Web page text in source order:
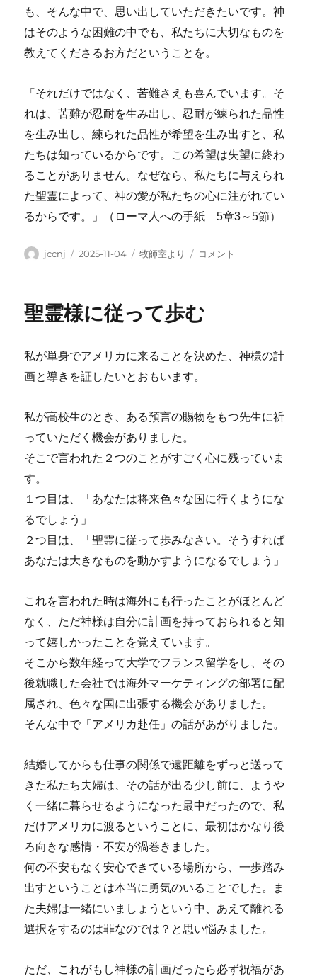
も、そんな中で、思い出していただきたいです。神
はそのような困難の中でも、私たちに大切なものを
教えてくださるお方だということを。
「それだけではなく、苦難さえも喜んでいます。そ
れは、苦難が忍耐を生み出し、忍耐が練られた品性
を生み出し、練られた品性が希望を生み出すと、私
たちは知っているからです。この希望は失望に終わ
ることがありません。なぜなら、私たちに与えられ
た聖霊によって、神の愛が私たちの心に注がれてい
るからです。」（ローマ人への手紙 5章3～5節）
投
jccnj
投
2025-11-04
カ
ー
牧師室より
＜
よ
2025
「嵐
で
コメント
聖霊様に従って歩む
私が単身でアメリカに来ることを決めた、神様の計
画と導きを証したいとおもいます。
私が高校生のとき、ある預言の賜物をもつ先生に祈
っていただく機会がありました。
そこで言われた２つのことがすごく心に残っていま
す。
１つ目は、「あなたは将来色々な国に行くようにな
るでしょう」
２つ目は、「聖霊に従って歩みなさい。そうすれば
あなたは大きなものを動かすようになるでしょう」
これを言われた時は海外にも行ったことがほとんど
なく、ただ神様は自分に計画を持っておられると知
って嬉しかったことを覚えています。
そこから数年経って大学でフランス留学をし、その
後就職した会社では海外マーケティングの部署に配
属され、色々な国に出張する機会がありました。
そんな中で「アメリカ赴任」の話があがりました。
結婚してからも仕事の関係で遠距離をずっと送って
きた私たち夫婦は、その話が出る少し前に、ようや
く一緒に暮らせるようになった最中だったので、私
だけアメリカに渡るということに、最初はかなり後
ろ向きな感情・不安が渦巻きました。
何の不安もなく安心できている場所から、一歩踏み
出すということは本当に勇気のいることでした。ま
た夫婦は一緒にいましょうという中、あえて離れる
選択をするのは罪なのでは？と思い悩みました。
ただ、これがもし神様の計画だったら必ず祝福があ